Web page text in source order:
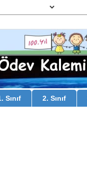
Sınıf 2. Sınıf